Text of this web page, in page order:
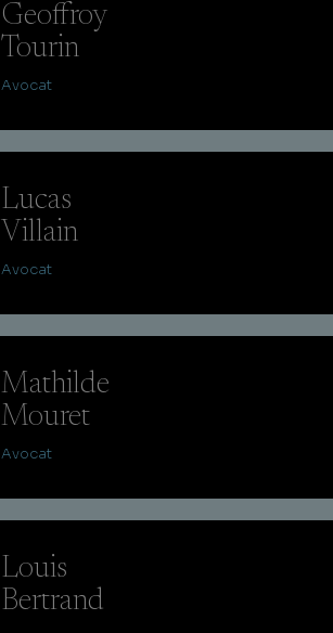
Geoffroy
Tourin
Avocat
Lucas
Villain
Avocat
Mathilde
Mouret
Avocat
Louis
Bertrand